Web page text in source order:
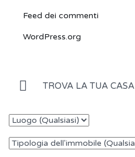
Feed dei commenti
WordPress.org
TROVA LA TUA CASA